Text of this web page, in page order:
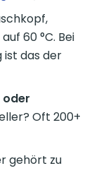
60 °C. Bei
das der
Oft 200+
gehört zu